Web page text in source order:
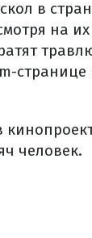
в
на
человек.